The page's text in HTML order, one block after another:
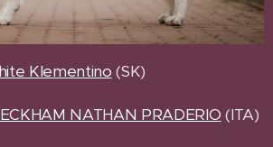
Klementino (SK)
NATHAN PRADERIO (ITA)